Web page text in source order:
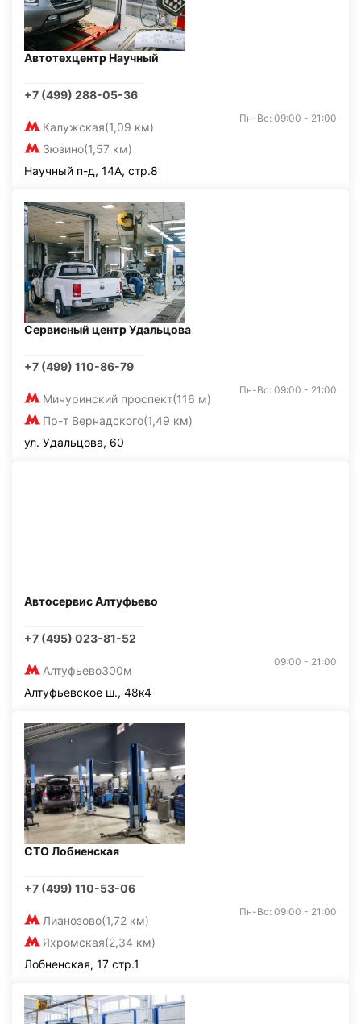
Автотехцентр Научный
+7 (499) 288-05-36
Калужская(1,09 км)
Зюзино(1,57 км)
Пн-Вс: 09:00 - 21:00
Научный п-д, 14А, стр.8
Сервисный центр Удальцова
+7 (499) 110-86-79
Мичуринский проспект(116 м)
Пр-т Вернадского(1,49 км)
Пн-Вс: 09:00 - 21:00
ул. Удальцова, 60
Автосервис Алтуфьево
+7 (495) 023-81-52
Алтуфьево300м
09:00 - 21:00
Алтуфьевское ш., 48к4
СТО Лобненская
+7 (499) 110-53-06
Лианозово(1,72 км)
Яхромская(2,34 км)
Пн-Вс: 09:00 - 21:00
Лобненская, 17 стр.1